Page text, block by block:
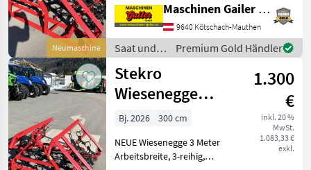
Neumaschine
Punkt Aufnahme, Gewicht
370 kg, Striegelnetz kann
beidseitig verwendet
werden, Intensiv strie
Maschinen Gailer GmbH
9640 Kötschach-Mauthen
Saat und
Pflege /
Stekro
Premium Gold Händler
Stekro
Wiesenegge
3,00m - auch 4m
5m 6m lagernd
1.300
€
inkl. 20 %
MwSt.
1.083,33 €
exkl.
Bj. 2026
300 cm
NEUE Wiesenegge 3 Meter
Arbeitsbreite, 3-reihig,